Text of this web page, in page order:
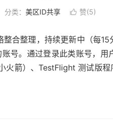
分类： 美区ID共享  赞(5)
合整理，持续更新中（每
号。通过登录此类账号，
箭）、TestFlight 测试版